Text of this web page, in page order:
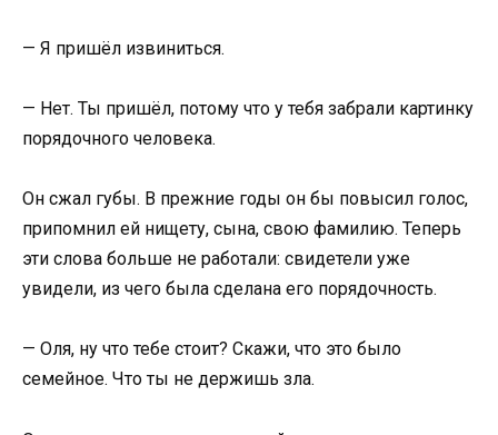
— Я пришёл извиниться.
— Нет. Ты пришёл, потому что у тебя забрали картинку
порядочного человека.
Он сжал губы. В прежние годы он бы повысил голос,
припомнил ей нищету, сына, свою фамилию. Теперь
эти слова больше не работали: свидетели уже
увидели, из чего была сделана его порядочность.
— Оля, ну что тебе стоит? Скажи, что это было
семейное. Что ты не держишь зла.